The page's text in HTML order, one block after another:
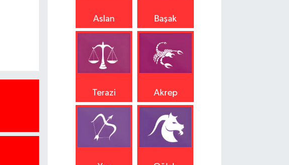
Aslan Başak
Terazi Akrep